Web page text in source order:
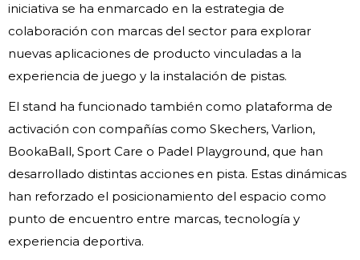
iniciativa se ha enmarcado en la estrategia de
colaboración con marcas del sector para explorar
nuevas aplicaciones de producto vinculadas a la
experiencia de juego y la instalación de pistas.
El stand ha funcionado también como plataforma de
activación con compañías como Skechers, Varlion,
BookaBall, Sport Care o Padel Playground, que han
desarrollado distintas acciones en pista. Estas dinámicas
han reforzado el posicionamiento del espacio como
punto de encuentro entre marcas, tecnología y
experiencia deportiva.